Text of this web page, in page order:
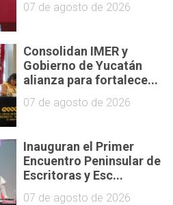
07 de agosto de 2026
Consolidan IMER y
Gobierno de Yucatán
alianza para fortalece...
07 de agosto de 2026
Inauguran el Primer
Encuentro Peninsular de
Escritoras y Esc...
07 de agosto de 2026